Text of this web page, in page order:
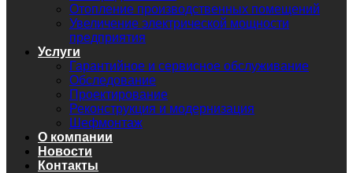
Отопление производственных помещений
Увеличение электрической мощности
предприятия
Услуги
Гарантийное и сервисное обслуживание
Обследование
Проектирование
Реконструкция и модернизация
Шефмонтаж
О компании
Новости
Контакты